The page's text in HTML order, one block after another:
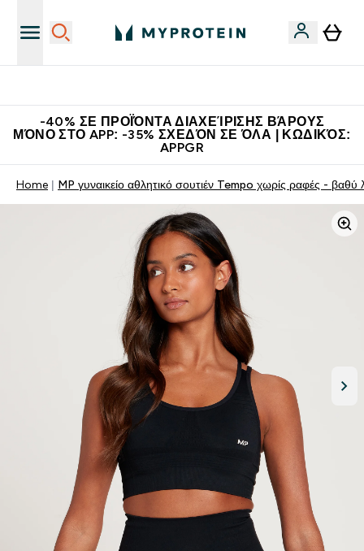
-40% ΣΕ ΠΡΟΪΌΝΤΑ ΔΙΑΧΕΊΡΙΣΗΣ ΒΆΡΟΥΣ
ΜΌΝΟ ΣΤΟ APP: -35% ΣΧΕΔΌΝ ΣΕ ΌΛΑ | ΚΩΔΙΚΌΣ:
APPGR
Home MP γυναικείο αθλητικό σουτιέν Tempo χωρίς ραφές - βαθύ